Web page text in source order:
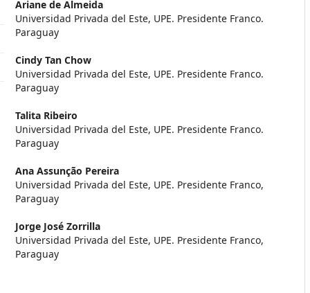
Ariane de Almeida
Universidad Privada del Este, UPE. Presidente Franco.
Paraguay
Cindy Tan Chow
Universidad Privada del Este, UPE. Presidente Franco.
Paraguay
Talita Ribeiro
Universidad Privada del Este, UPE. Presidente Franco.
Paraguay
Ana Assunção Pereira
Universidad Privada del Este, UPE. Presidente Franco,
Paraguay
Jorge José Zorrilla
Universidad Privada del Este, UPE. Presidente Franco,
Paraguay